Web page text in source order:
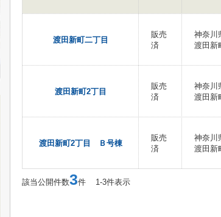
渡田新町二丁目
販売
済
神奈川
渡田新
渡田新町2丁目
販売
済
神奈川
渡田新
渡田新町2丁目 Ｂ号棟
販売
済
神奈川
渡田新
該当公開件数3件 1-3件表示